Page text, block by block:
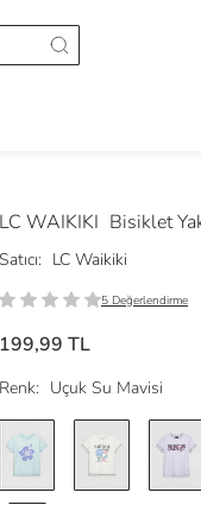
LC WAIKIKI Bisiklet
Satıcı: LC Waikiki
5 Değerlendirme
199,99 TL
Renk: Uçuk Su Mavisi